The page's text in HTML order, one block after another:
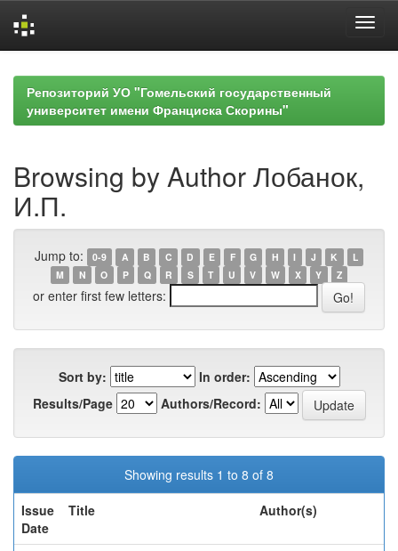
navigationРепозиторий УО "Гомельский государственный
университет имени Франциска Скорины"
Browsing by Author Лобанок,
И.П.
Jump to: 0-9 A B C D E F G H I J K
L
M
N O P Q R S T U V W X Y Z
or enter first few letters:
Sort by:
In order:
Results/Page
Authors/Record:
Showing results 1 to 8 of 8
Issue
Date
Title Author(s)